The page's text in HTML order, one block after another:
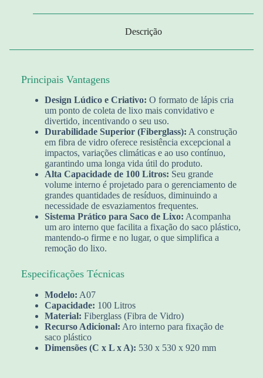
Descrição
Principais Vantagens
Design Lúdico e Criativo: O formato de lápis cria
um ponto de coleta de lixo mais convidativo e
divertido, incentivando o seu uso.
Durabilidade Superior (Fiberglass): A construção
em fibra de vidro oferece resistência excepcional a
impactos, variações climáticas e ao uso contínuo,
garantindo uma longa vida útil do produto.
Alta Capacidade de 100 Litros: Seu grande
volume interno é projetado para o gerenciamento de
grandes quantidades de resíduos, diminuindo a
necessidade de esvaziamentos frequentes.
Sistema Prático para Saco de Lixo: Acompanha
um aro interno que facilita a fixação do saco plástico,
mantendo-o firme e no lugar, o que simplifica a
remoção do lixo.
Especificações Técnicas
Modelo: A07
Capacidade: 100 Litros
Material: Fiberglass (Fibra de Vidro)
Recurso Adicional: Aro interno para fixação de
saco plástico
Dimensões (C x L x A): 530 x 530 x 920 mm